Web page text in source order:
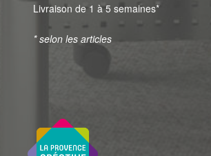
Livraison de 1 à 5 semaines*
* selon les articles